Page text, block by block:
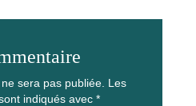
sera pas publiée. Les
indiqués avec *